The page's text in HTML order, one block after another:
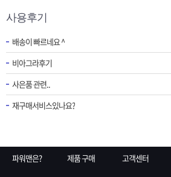
사용후기
배송이 빠르네요 ^
비아그라후기
사은품 관련..
재구매서비스있나요?
파워맨은? 제품 구매 고객센터